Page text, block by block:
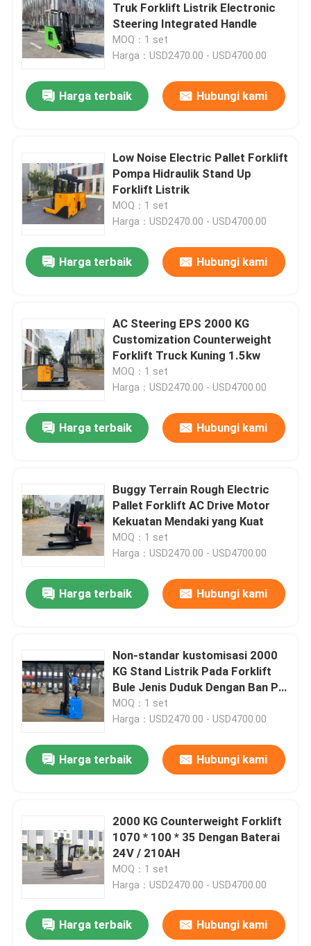
Video
Tentang kami
Tur Pabrik
Hubungi kami
Berita
Blog
Forklift Pallet Listrik
Penumpuk Palet Elektrik
3 Way Pallet Stacker
Forklift dengan jangkauan listrik
Traktor penarik listrik
Truk Lift Double Reach
Pemesanan truk forklift
Kendaraan AGV yang dipandu secara otomatis
Truk Forklift Listrik Electronic
Steering Integrated Handle
MOQ：1 set
Harga：USD2470.00 - USD4700.00
Harga terbaik Hubungi kami
Low Noise Electric Pallet Forklift
Pompa Hidraulik Stand Up
Forklift Listrik
MOQ：1 set
Harga：USD2470.00 - USD4700.00
Harga terbaik Hubungi kami
AC Steering EPS 2000 KG
Customization Counterweight
Forklift Truck Kuning 1.5kw
MOQ：1 set
Harga：USD2470.00 - USD4700.00
Harga terbaik Hubungi kami
Buggy Terrain Rough Electric
Pallet Forklift AC Drive Motor
Kekuatan Mendaki yang Kuat
MOQ：1 set
Harga：USD2470.00 - USD4700.00
Harga terbaik Hubungi kami
Non-standar kustomisasi 2000
KG Stand Listrik Pada Forklift
Bule Jenis Duduk Dengan Ban PU
Padat
MOQ：1 set
Harga：USD2470.00 - USD4700.00
Harga terbaik Hubungi kami
2000 KG Counterweight Forklift
1070 * 100 * 35 Dengan Baterai
24V / 210AH
MOQ：1 set
Harga：USD2470.00 - USD4700.00
Harga terbaik Hubungi kami